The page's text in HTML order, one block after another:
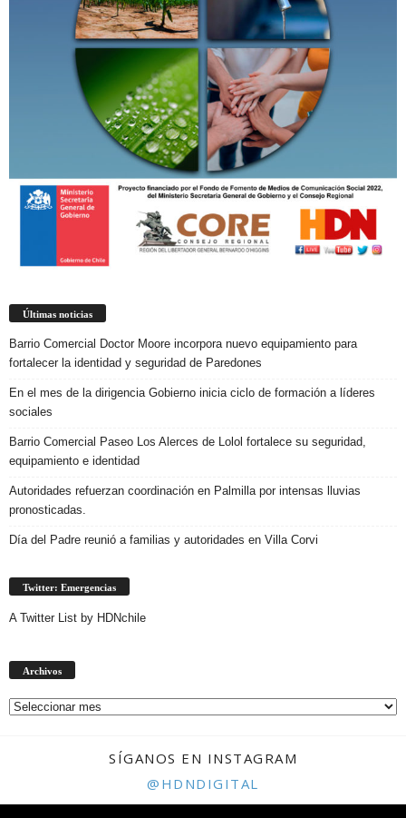
Últimas noticias
Barrio Comercial Doctor Moore incorpora nuevo equipamiento para
fortalecer la identidad y seguridad de Paredones
En el mes de la dirigencia Gobierno inicia ciclo de formación a líderes
sociales
Barrio Comercial Paseo Los Alerces de Lolol fortalece su seguridad,
equipamiento e identidad
Autoridades refuerzan coordinación en Palmilla por intensas lluvias
pronosticadas.
Día del Padre reunió a familias y autoridades en Villa Corvi
Twitter: Emergencias
A Twitter List by HDNchile
Archivos
SÍGANOS EN INSTAGRAM
@HDNDIGITAL